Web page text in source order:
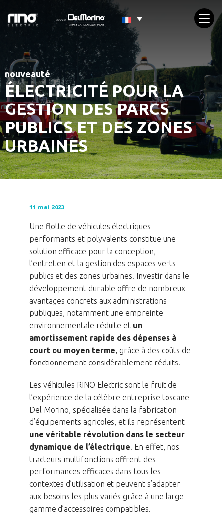
nouveauté
ÉLECTRICITÉ POUR LA
GESTION DES PARCS
PUBLICS ET DES ZONES
URBAINES
11 mai 2023
Une flotte de véhicules électriques
performants et polyvalents constitue une
solution efficace pour la conception,
l’entretien et la gestion des espaces verts
publics et des zones urbaines. Investir dans le
développement durable offre de nombreux
avantages concrets aux administrations
publiques, notamment une empreinte
environnementale réduite et un
amortissement rapide des dépenses à
court ou moyen terme, grâce à des coûts de
fonctionnement considérablement réduits.
Les véhicules RINO Electric sont le fruit de
l’expérience de la célèbre entreprise toscane
Del Morino, spécialisée dans la fabrication
d’équipements agricoles, et ils représentent
une véritable révolution dans le secteur
dynamique de l’électrique. En effet, nos
tracteurs multifonctions offrent des
performances efficaces dans tous les
contextes d’utilisation et peuvent s’adapter
aux besoins les plus variés grâce à une large
gamme d’accessoires compatibles.